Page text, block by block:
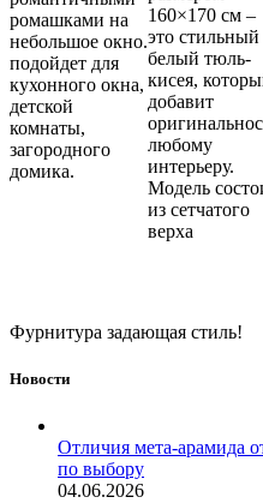
ромашками на
небольшое окно.
подойдет для
кухонного окна,
детской
комнаты,
загородного
домика.
160×170 см –
это стильный
белый тюль-
кисея,
добавит
любому
интерьеру.
Модель
из сетчатого
верха
Фурнитура задающая стиль!
Новости
Отличия мета-арамида
по выбору
04.06.2026